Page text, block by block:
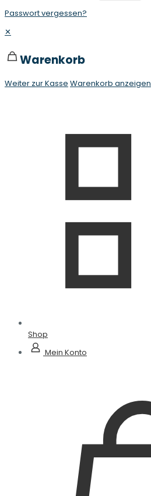
Passwort vergessen?
✕
Warenkorb
Weiter zur Kasse Warenkorb anzeigen
Shop
Mein Konto